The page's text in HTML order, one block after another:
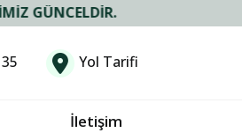
Yol Tarifi
İletişim